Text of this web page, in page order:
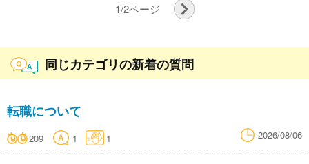
1/2ページ
同じカテゴリの新着の質問
転職について
209 1 1 2026/08/06